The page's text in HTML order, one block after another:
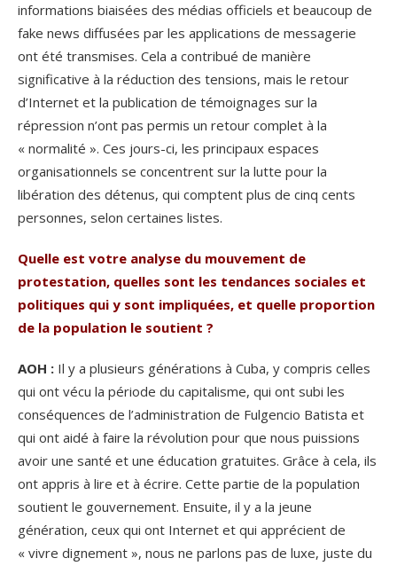
informations biaisées des médias officiels et beaucoup de
fake news diffusées par les applications de messagerie
ont été transmises. Cela a contribué de manière
significative à la réduction des tensions, mais le retour
d’Internet et la publication de témoignages sur la
répression n’ont pas permis un retour complet à la
« normalité ». Ces jours-ci, les principaux espaces
organisationnels se concentrent sur la lutte pour la
libération des détenus, qui comptent plus de cinq cents
personnes, selon certaines listes.
Quelle est votre analyse du mouvement de
protestation, quelles sont les tendances sociales et
politiques qui y sont impliquées, et quelle proportion
de la population le soutient ?
AOH : Il y a plusieurs générations à Cuba, y compris celles
qui ont vécu la période du capitalisme, qui ont subi les
conséquences de l’administration de Fulgencio Batista et
qui ont aidé à faire la révolution pour que nous puissions
avoir une santé et une éducation gratuites. Grâce à cela, ils
ont appris à lire et à écrire. Cette partie de la population
soutient le gouvernement. Ensuite, il y a la jeune
génération, ceux qui ont Internet et qui apprécient de
« vivre dignement », nous ne parlons pas de luxe, juste du